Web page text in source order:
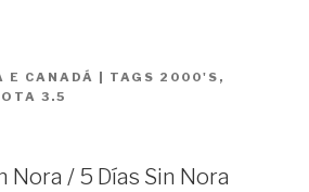
E CANADÁ TAGS 2000'S ,
3.5
Nora / 5 Días Sin Nora